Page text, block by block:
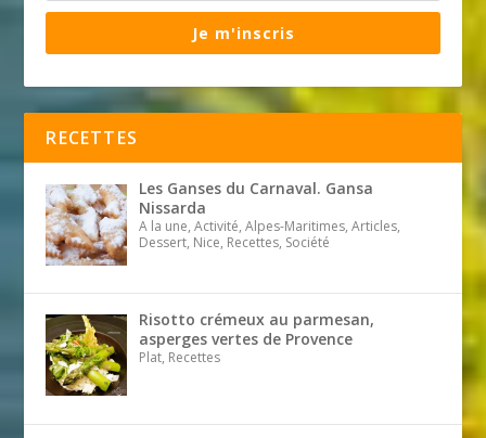
Je m'inscris
RECETTES
Les Ganses du Carnaval. Gansa
Nissarda
A la une, Activité, Alpes-Maritimes, Articles,
Dessert, Nice, Recettes, Société
Risotto crémeux au parmesan,
asperges vertes de Provence
Plat, Recettes